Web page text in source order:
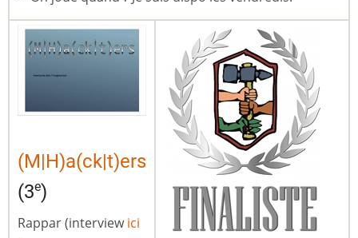
(M|H)a(ck|t)ers
(3e)
Rappar (interviewici